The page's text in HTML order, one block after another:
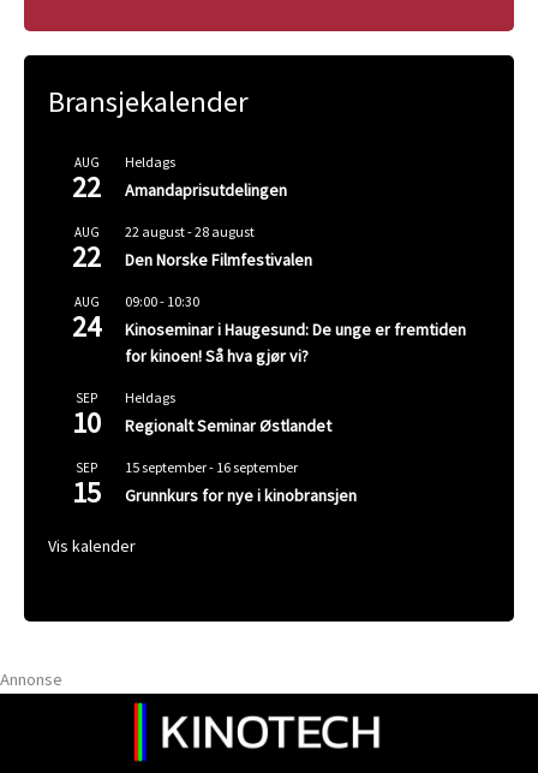
Bransjekalender
AUG
22
Heldags
Amandaprisutdelingen
AUG
22
22 august-28 august
Den Norske Filmfestivalen
AUG
24
09:00- 10:30
Kinoseminar i Haugesund: De unge er fremtiden
for kinoen! Så hva gjør vi?
SEP
10
Heldags
Regionalt Seminar Østlandet
SEP
15
15 september- 16 september
Grunnkurs for nye i kinobransjen
Vis kalender
Annonse